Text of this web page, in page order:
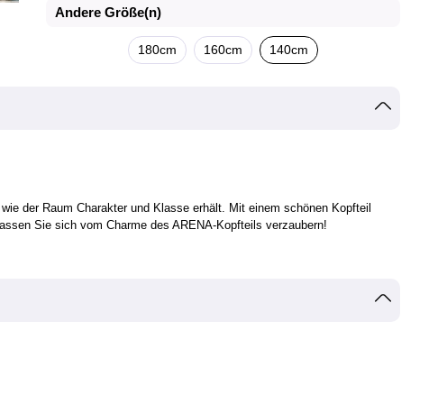
Andere Größe(n)
180cm 160cm 140cm
der Raum Charakter und Klasse erhält. Mit einem schönen Kopfteil
Sie sich vom Charme des ARENA-Kopfteils verzaubern!